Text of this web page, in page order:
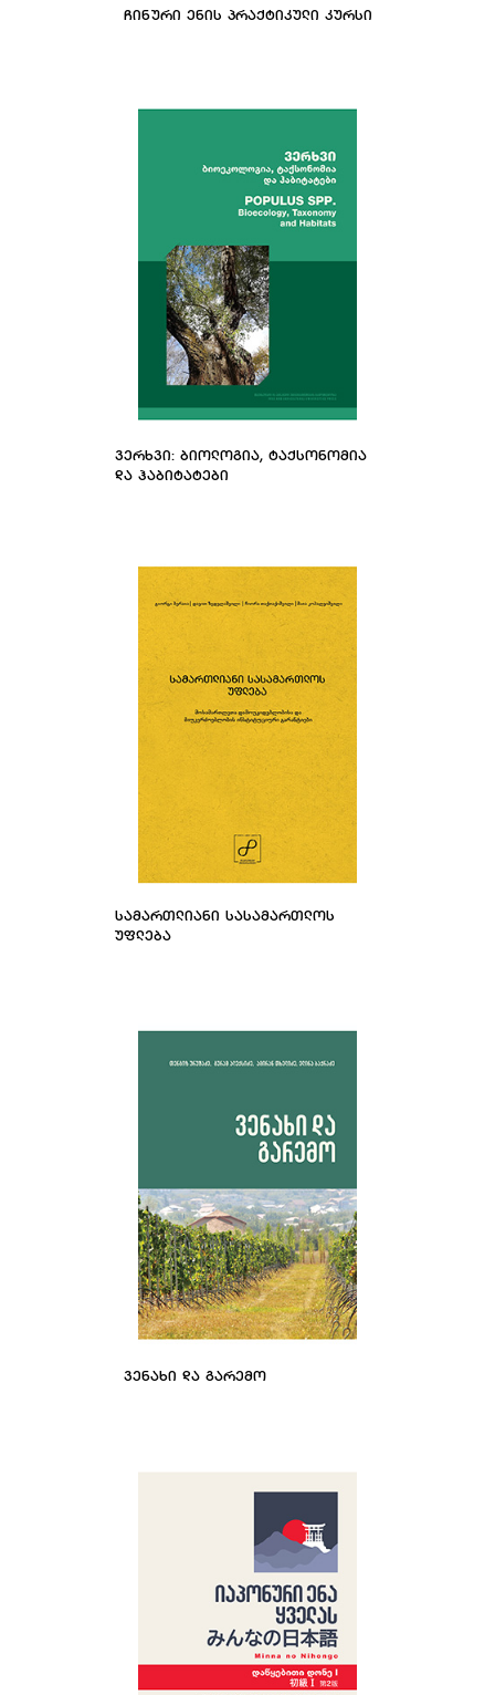
ᲩᲘᲜᲣᲠᲘ ᲔᲜᲘᲡ ᲞᲠᲐᲥᲢᲘᲙᲣᲚᲘ ᲙᲣᲠᲡᲘ
ᲕᲔᲠᲮᲕᲘ: ᲑᲘᲝᲚᲝᲒᲘᲐ, ᲢᲐᲥᲡᲝᲜᲝᲛᲘᲐ
ᲓᲐ ᲰᲐᲑᲘᲢᲐᲢᲔᲑᲘ
ᲡᲐᲛᲐᲠᲗᲚᲘᲐᲜᲘ ᲡᲐᲡᲐᲛᲐᲠᲗᲚᲝᲡ
ᲣᲤᲚᲔᲑᲐ
ᲕᲔᲜᲐᲮᲘ ᲓᲐ ᲒᲐᲠᲔᲛᲝ